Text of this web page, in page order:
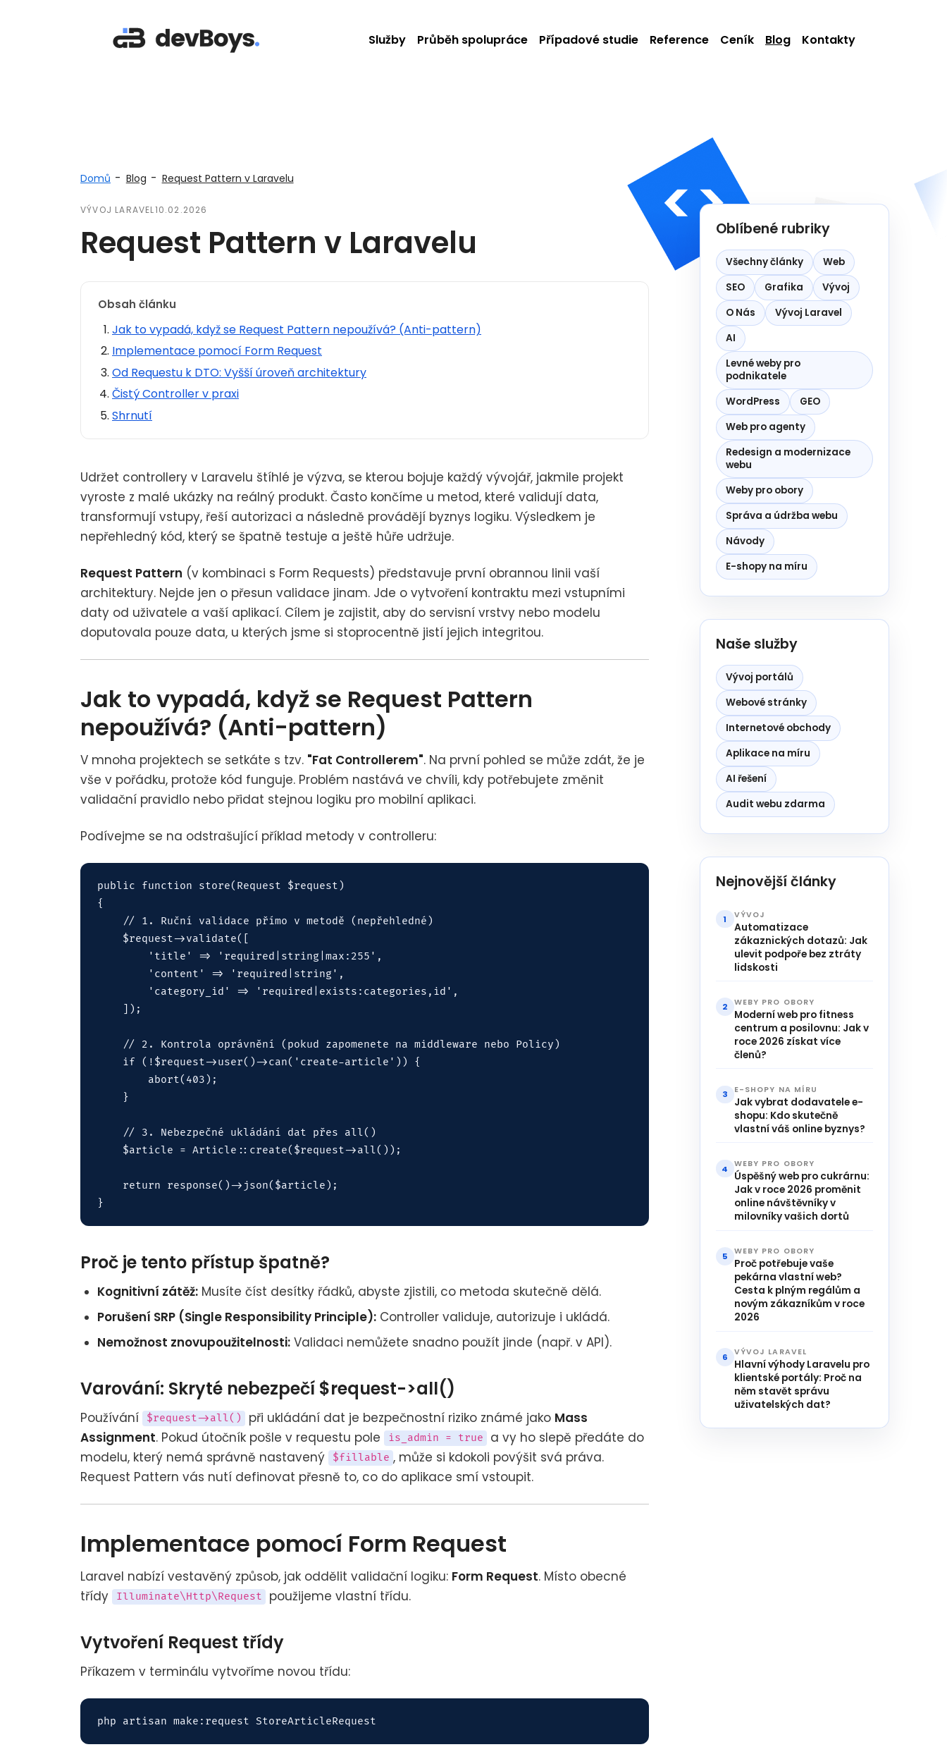
Služby Průběh spolupráce Případové studie Reference Ceník Blog Kontakty
Domů - Blog - Request Pattern v Laravelu
VÝVOJ LARAVEL10.02.2026
Request Pattern v Laravelu
Obsah článku
Jak to vypadá, když se Request Pattern nepoužívá? (Anti-pattern)
Implementace pomocí Form Request
Od Requestu k DTO: Vyšší úroveň architektury
Čistý Controller v praxi
Shrnutí
Udržet controllery v Laravelu štíhlé je výzva, se kterou bojuje každý vývojář, jakmile projekt
vyroste z malé ukázky na reálný produkt. Často končíme u metod, které validují data,
transformují vstupy, řeší autorizaci a následně provádějí byznys logiku. Výsledkem je
nepřehledný kód, který se špatně testuje a ještě hůře udržuje.
Request Pattern (v kombinaci s Form Requests) představuje první obrannou linii vaší
architektury. Nejde jen o přesun validace jinam. Jde o vytvoření kontraktu mezi vstupními
daty od uživatele a vaší aplikací. Cílem je zajistit, aby do servisní vrstvy nebo modelu
doputovala pouze data, u kterých jsme si stoprocentně jistí jejich integritou.
Jak to vypadá, když se Request Pattern
nepoužívá? (Anti-pattern)
V mnoha projektech se setkáte s tzv. "Fat Controllerem". Na první pohled se může zdát, že je
vše v pořádku, protože kód funguje. Problém nastává ve chvíli, kdy potřebujete změnit
validační pravidlo nebo přidat stejnou logiku pro mobilní aplikaci.
Podívejme se na odstrašující příklad metody v controlleru:
public function store(Request $request)
{
    // 1. Ruční validace přímo v metodě (nepřehledné)
    $request->validate([
        'title' => 'required|string|max:255',
        'content' => 'required|string',
        'category_id' => 'required|exists:categories,id',
    ]);
    // 2. Kontrola oprávnění (pokud zapomenete na middleware nebo Policy)
    if (!$request->user()->can('create-article')) {
        abort(403);
    }
    // 3. Nebezpečné ukládání dat přes all()
    $article = Article::create($request->all());
    return response()->json($article);
Proč je tento přístup špatně?
Kognitivní zátěž: Musíte číst desítky řádků, abyste zjistili, co metoda skutečně dělá.
Porušení SRP (Single Responsibility Principle): Controller validuje, autorizuje i ukládá.
Nemožnost znovupoužitelnosti: Validaci nemůžete snadno použít jinde (např. v API).
Varování: Skryté nebezpečí $request->all()
Používání $request->all() při ukládání dat je bezpečnostní riziko známé jako Mass
Assignment. Pokud útočník pošle v requestu pole is_admin = true
a vy ho slepě předáte do
modelu, který nemá správně nastavený
$fillable , může si kdokoli povýšit svá práva.
Request Pattern vás nutí definovat přesně to, co do aplikace smí vstoupit.
Implementace pomocí Form Request
Laravel nabízí vestavěný způsob, jak oddělit validační logiku: Form Request. Místo obecné
třídy
Illuminate\Http\Request použijeme vlastní třídu.
Vytvoření Request třídy
Příkazem v terminálu vytvoříme novou třídu:
Oblíbené rubriky
Všechny články
Web
SEO
Grafika
Vývoj
O Nás
Vývoj Laravel
AI
Levné weby pro
podnikatele
WordPress
GEO
Web pro agenty
Redesign a modernizace
webu
Weby pro obory
Správa a údržba webu
Návody
E-shopy na míru
Naše služby
Vývoj portálů
Webové stránky
Internetové obchody
Aplikace na míru
AI řešení
Audit webu zdarma
Nejnovější články
1 VÝVOJ
Automatizace
zákaznických dotazů: Jak
ulevit podpoře bez ztráty
lidskosti
2 WEBY PRO OBORY
Moderní web pro fitness
centrum a posilovnu: Jak v
roce 2026 získat více
členů?
3 E-SHOPY NA MÍRU
Jak vybrat dodavatele e-
shopu: Kdo skutečně
vlastní váš online byznys?
4 WEBY PRO OBORY
Úspěšný web pro cukrárnu:
Jak v roce 2026 proměnit
online návštěvníky v
milovníky vašich dortů
5 WEBY PRO OBORY
Proč potřebuje vaše
pekárna vlastní web?
Cesta k plným regálům a
novým zákazníkům v roce
2026
6 VÝVOJ LARAVEL
Hlavní výhody Laravelu pro
klientské portály: Proč na
něm stavět správu
uživatelských dat?